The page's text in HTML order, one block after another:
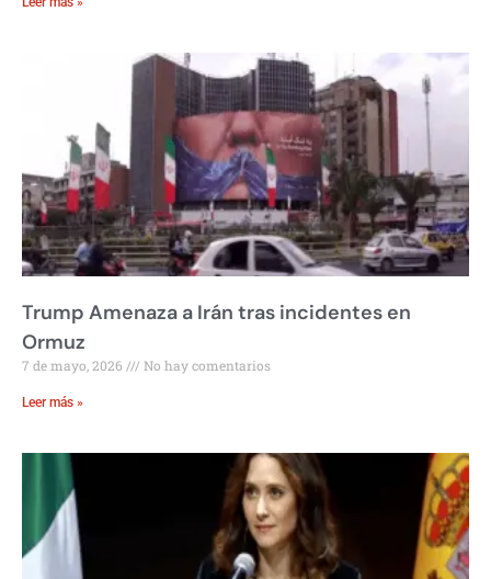
Trump Amenaza a Irán tras incidentes en
Ormuz
7 de mayo, 2026 No hay comentarios
Leer más »